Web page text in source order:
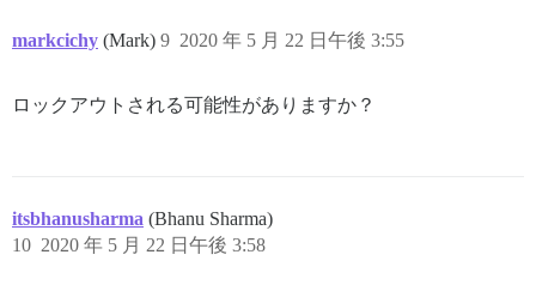
markcichy (Mark) 2020 年 5 月 22 日午後 3:55
9
ロックアウトされる可能性がありますか？
itsbhanusharma (Bhanu Sharma)
2020 年 5 月 22 日午後 3:58
10